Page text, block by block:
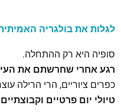
לגלות את בולגריה
סופיה היא רק ההתחלה.
רגע אחרי שחרשתם את
כפרים ציוריים, הרי הרילה
טיולי יום פרטיים